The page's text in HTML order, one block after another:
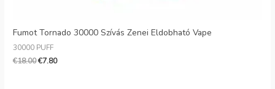
Fumot Tornado 30000 Szívás Zenei Eldobható Vape
30000 PUFF
€18.00€7.80